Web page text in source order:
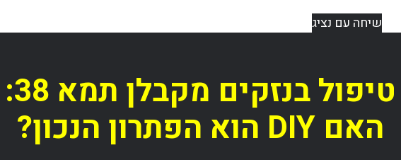
שיחה עם נציג
טיפול בנזקים מקבלן תמא 38:
האם DIY הוא הפתרון הנכון?